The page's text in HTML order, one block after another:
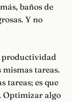
baños de
Y no
productividad
tareas.
tareas; es que
Optimizar algo